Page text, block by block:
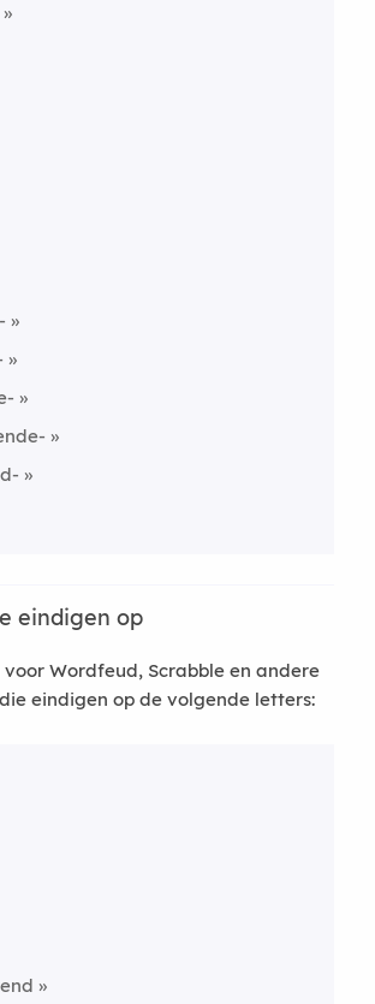
eindigen op
Wordfeud, Scrabble en andere
eindigen op de volgende letters: